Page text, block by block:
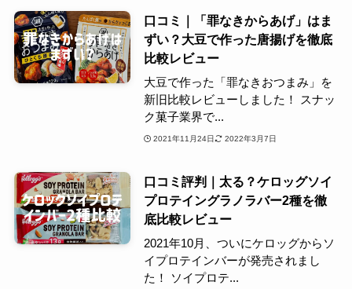
口コミ｜「罪なきからあげ」はま
ずい？大豆で作った唐揚げを徹底
比較レビュー
大豆で作った「罪なきおつまみ」を
新旧比較レビューしました！ スナッ
ク菓子業界で...
2021年11月24日 2022年3月7日
口コミ評判｜太る？ケロッグソイ
プロテイングラノラバー2種を徹
底比較レビュー
2021年10月、ついにケロッグからソ
イプロテインバーが発売されまし
た！ ソイプロテ...